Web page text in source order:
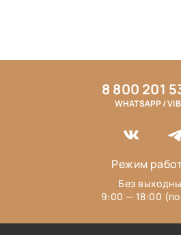
8 800 201
WHATSAPP /
Режим
Без
9:00 — 18:00